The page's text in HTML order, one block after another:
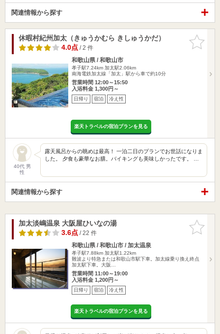
関連情報から探す
お気に入
りに追加
休暇村紀州加太（きゅうかむら きしゅうかだ）
4.0点/ 2 件
和歌山県 / 和歌山市
孝子駅7.24km 加太駅2.06km
南海電鉄加太線「加太」駅から車で約10分
営業時間 12:00～15:50
入浴料金 1,300円～
日帰り 宿泊 冷え性
楽天トラベルの宿泊プランを見る
40代 男
性
露天風呂からの眺めは最高！ 一泊二日のプランでお世話になりま
した。 夕食も豪華なお膳。バイキングも美味しかったです。 …
関連情報から探す
お気に入
りに追加
加太淡嶋温泉 大阪屋ひいなの湯
3.6点/ 22 件
和歌山県 / 和歌山市 / 加太温泉
孝子駅7.88km 加太駅1.22km
難波より特急または和歌山市駅下車。加太線乗り換え終点
加太駅下車。大阪…
営業時間 11:00～19:00
入浴料金 1,200円～
日帰り 宿泊 冷え性
楽天トラベルの宿泊プランを見る